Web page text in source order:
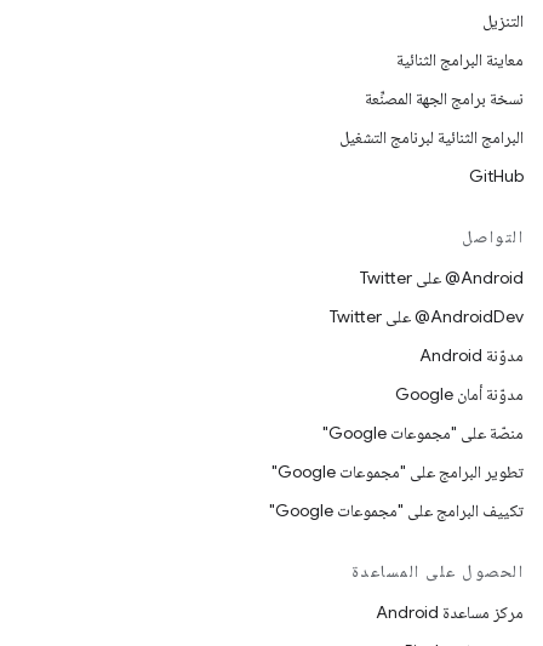
التنزيل
معاينة البرامج الثنائية
نسخة برامج الجهة المصنِّعة
البرامج الثنائية لبرنامج التشغيل
GitHub
التواصل
‎@Android على Twitter
‎@AndroidDev على Twitter
مدوّنة Android
مدوّنة أمان Google
منصّة على "مجموعات Google"
تطوير البرامج على "مجموعات Google"
تكييف البرامج على "مجموعات Google"
الحصول على المساعدة
مركز مساعدة Android